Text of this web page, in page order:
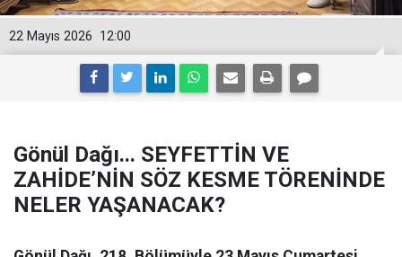
12:00
22 Mayıs 2026
Gönül Dağı... SEYFETTİN VE
ZAHİDE’NİN SÖZ KESME TÖRENİNDE
NELER YAŞANACAK?